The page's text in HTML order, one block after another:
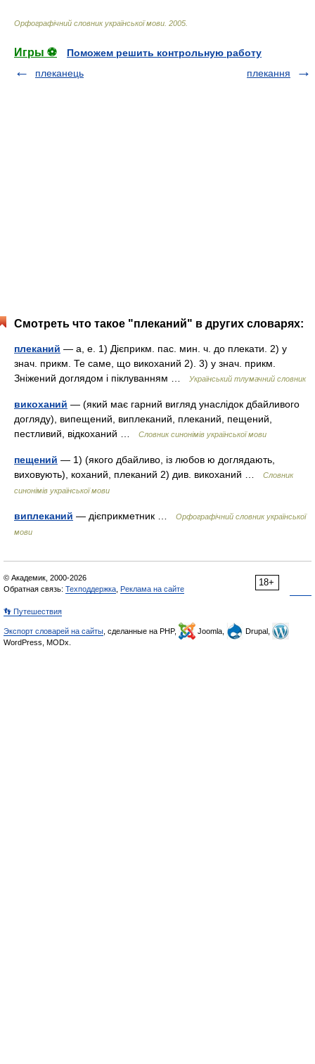
Орфографічний словник української мови 2005
Игры ⚽
Поможем решить контрольную работу
плеканець
плекання
Смотреть что такое "плеканий" в других словарях:
плеканий — а, е. 1) Дієприкм. пас. мин. ч. до плекати. 2) у
знач. прикм. Те саме, що викоханий 2). 3) у знач. прикм.
Зніжений доглядом і піклуванням …
Український тлумачний словник
викоханий — (який має гарний вигляд унаслідок дбайливого
догляду), випещений, виплеканий, плеканий, пещений,
пестливий, відкоханий …
Словник синонімів української мови
пещений — 1) (якого дбайливо, із любов ю доглядають,
виховують), коханий, плеканий 2) див. викоханий …
Словник
синонімів української мови
виплеканий — дієприкметник …
Орфографічний словник української
мови
18+
© Академик, 2000-2026
Обратная связь: Техподдержка Реклама на сайте
👣 Путешествия
Экспорт словарей на сайты , сделанные на PHP, Joomla,
Drupal,
WordPress, MODx.